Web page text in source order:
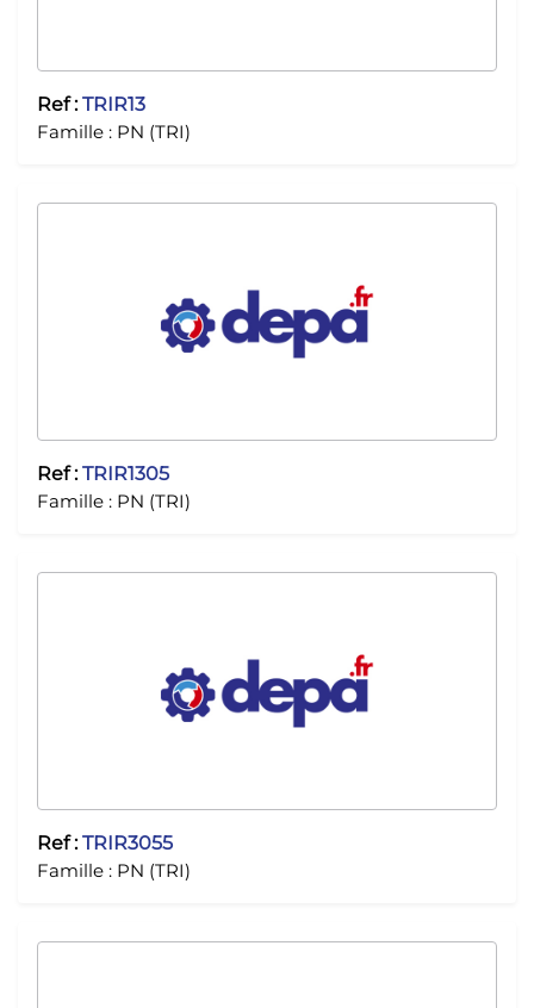
Ref :TRIR13
Famille : PN (TRI)
Ref :TRIR1305
Famille : PN (TRI)
Ref :TRIR3055
Famille : PN (TRI)